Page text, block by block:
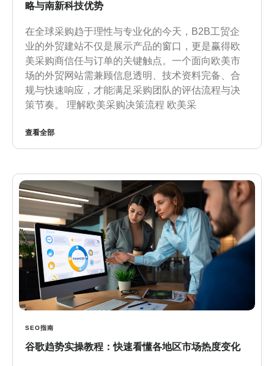
略与南新科技优势
在全球采购趋于理性与专业化的今天，B2B工贸企
业的外贸建站不仅是展示产品的窗口，更是赢得欧
美采购商信任与订单的关键触点。一个面向欧美市
场的外贸网站需兼顾信息透明、技术资料完备、合
规与快速响应，才能满足采购团队的评估流程与决
策节奏。 理解欧美采购决策流程 欧美采
查看全部
SEO指南
谷歌趋势实操教程：快速看懂各地区市场热度变化